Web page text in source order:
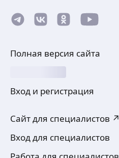
Полная версия сайта
Вход и регистрация
Сайт для специалистов ↗
Вход для специалистов